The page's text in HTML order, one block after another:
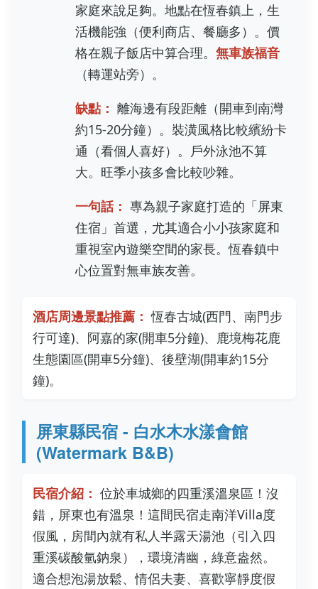
家庭來說足夠。地點在恆春鎮上，生
活機能強（便利商店、餐廳多）。價
格在親子飯店中算合理。 無車族福音
（轉運站旁）。
缺點： 離海邊有段距離（開車到南灣
約15-20分鐘）。裝潢風格比較繽紛卡
通（看個人喜好）。戶外泳池不算
大。旺季小孩多會比較吵雜。
一句話： 專為親子家庭打造的「屏東
住宿」首選，尤其適合小小孩家庭和
重視室內遊樂空間的家長。恆春鎮中
心位置對無車族友善。
酒店周邊景點推薦： 恆春古城(西門、南門步
行可達)、阿嘉的家(開車5分鐘)、鹿境梅花鹿
生態園區(開車5分鐘)、後壁湖(開車約15分
鐘)。
屏東縣民宿 - 白水木水漾會館
(Watermark B&B)
民宿介紹： 位於車城鄉的四重溪溫泉區！沒
錯，屏東也有溫泉！這間民宿走南洋Villa度
假風，房間內就有私人半露天湯池（引入四
重溪碳酸氫鈉泉），環境清幽，綠意盎然。
適合想泡湯放鬆、情侶夫妻、喜歡寧靜度假